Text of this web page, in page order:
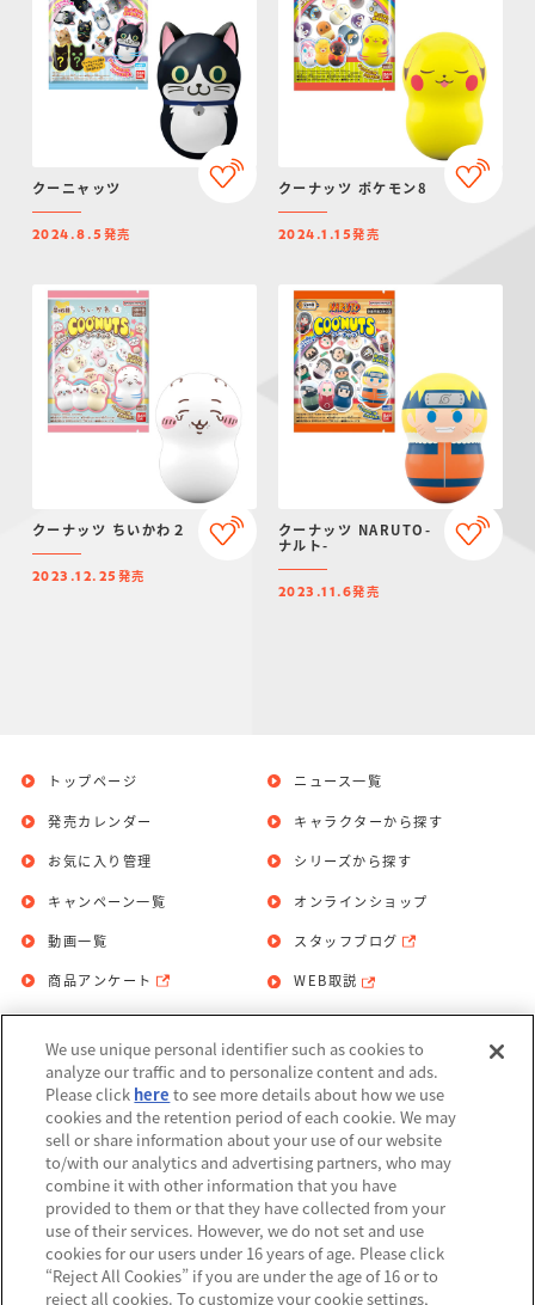
クーニャッツ
2024.8.5 発売
クーナッツ ポケモン8
2024.1.15発売
クーナッツ ちいかわ２
2023.12.25 発売
クーナッツ NARUTO-
ナルト-
2023.11.6発売
トップページ
発売カレンダー
お気に入り管理
ニュース一覧
キャラクターから探す
シリーズから探す
キャンペーン一覧
動画一覧
商品アンケート
オンラインショップ
スタッフブログ
WEB取説
お問い合わせ 個人情報保護方針
利用規約
Do Not Sell or Share My Personal
Information
アレルギー情報
We use unique personal identifier such as cookies to
analyze our traffic and to personalize content and ads.
Please click here to see more details about how we use
cookies and the retention period of each cookie. We may
sell or share information about your use of our website
to/with our analytics and advertising partners, who may
combine it with other information that you have
provided to them or that they have collected from your
use of their services. However, we do not set and use
cookies for our users under 16 years of age. Please click
“Reject All Cookies” if you are under the age of 16 or to
reject all cookies. To customize your cookie settings,